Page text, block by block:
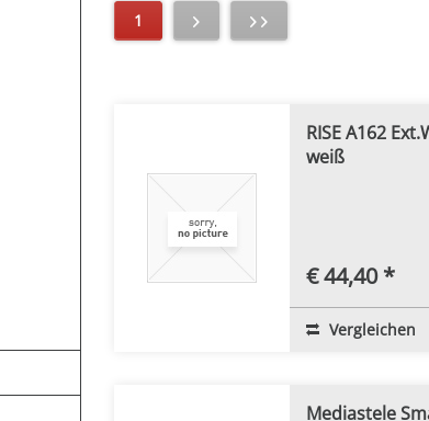
1
RISE A162
weiß
€ 44,40 *
Vergleichen
Mediastele